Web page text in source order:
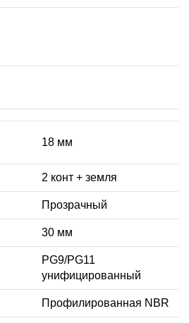
18 мм
2 конт + земля
Прозрачный
30 мм
PG9/PG11
унифицированный
Профилированная NBR